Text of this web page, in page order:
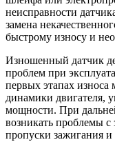
неисправности
замена
быстрому износу и
Изношенный датчик
проблем при
первых этапах износа
динамики двигателя,
мощности. При
возникать проблемы с
пропуски зажигания и